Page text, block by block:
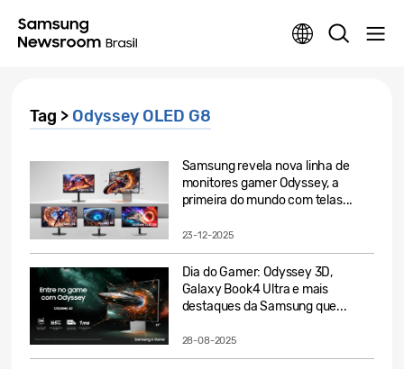
Tag > Odyssey OLED G8
Samsung revela nova linha de
monitores gamer Odyssey, a
primeira do mundo com telas...
23-12-2025
Dia do Gamer: Odyssey 3D,
Galaxy Book4 Ultra e mais
destaques da Samsung que...
28-08-2025